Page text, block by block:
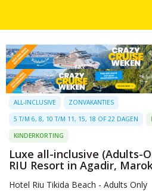
ALL-INCLUSIVE
ZONVAKANTIES
5 T/M 6, 8, 10 T/M 11, 15, 18 OF 22 DAGEN
KINDERKORTING
Luxe all-inclusive (Adults-
RIU Resort in Agadir,
Hotel Riu Tikida Beach - Adults Only